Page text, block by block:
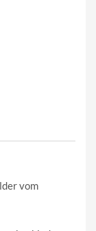
vom